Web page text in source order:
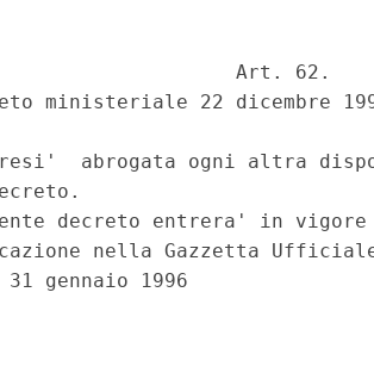
Art. 62.
ministeriale 22 dicembre
abrogata ogni altra
decreto entrera' in
nella Gazzetta
31 gennaio 1996